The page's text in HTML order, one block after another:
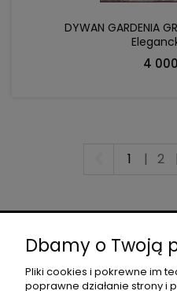
DYWAN GARDENIA
4
1 | 2 |
Dbamy o Twoją
Pliki cookies i pokrewne im
poprawne działanie strony i